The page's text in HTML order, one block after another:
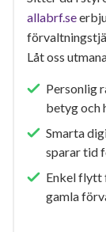
allabrf.se
Låt oss
Personlig
betyg och
Smarta
sparar tid
Enkel flytt
gamla